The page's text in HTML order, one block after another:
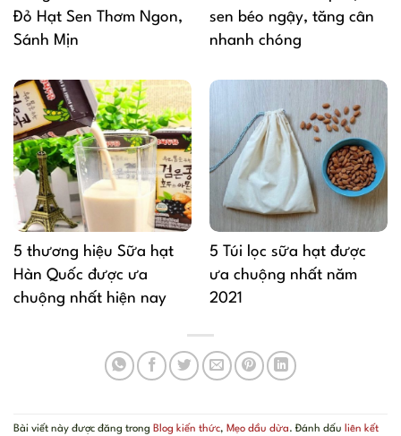
Đỏ Hạt Sen Thơm Ngon,
Sánh Mịn
sen béo ngậy, tăng cân
nhanh chóng
5 thương hiệu Sữa hạt
Hàn Quốc được ưa
chuộng nhất hiện nay
5 Túi lọc sữa hạt được
ưa chuộng nhất năm
2021
Bài viết này được đăng trong Blog kiến thức, Mẹo dầu dừa. Đánh dấu liên kết